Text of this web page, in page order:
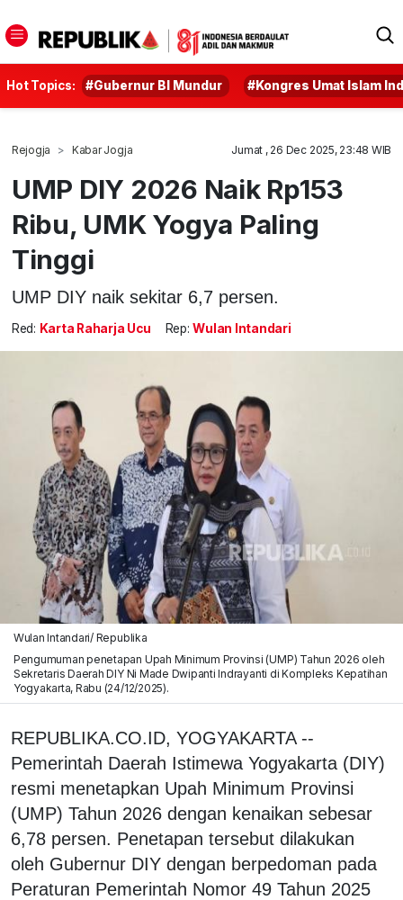
Hot Topics: #Gubernur BI Mundur #Kongres Umat Islam
Rejogja Kabar Jogja Jumat , 26 Dec 2025, 23:48 WIB
UMP DIY 2026 Naik Rp153
Ribu, UMK Yogya Paling
Tinggi
UMP DIY naik sekitar 6,7 persen.
Red: Karta Raharja Ucu Rep: Wulan Intandari
Wulan Intandari/ Republika
Pengumuman penetapan Upah Minimum Provinsi (UMP) Tahun 2026 oleh
Sekretaris Daerah DIY Ni Made Dwipanti Indrayanti di Kompleks Kepatihan
Yogyakarta, Rabu (24/12/2025).
REPUBLIKA.CO.ID, YOGYAKARTA --
Pemerintah Daerah Istimewa Yogyakarta (DIY)
resmi menetapkan Upah Minimum Provinsi
(UMP) Tahun 2026 dengan kenaikan sebesar
6,78 persen. Penetapan tersebut dilakukan
oleh Gubernur DIY dengan berpedoman pada
Peraturan Pemerintah Nomor 49 Tahun 2025